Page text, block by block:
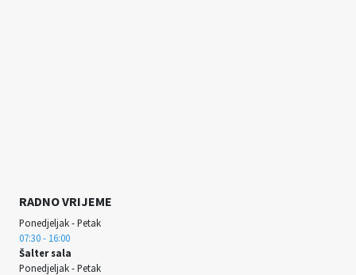
RADNO VRIJEME
Ponedjeljak - Petak
07:30 - 16:00
Šalter sala
Ponedjeljak - Petak